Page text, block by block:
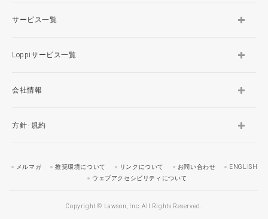
サービス一覧
Loppiサービス一覧
会社情報
方針･規約
メルマガ 推奨環境について リンクについて お問い合わせ
ENGLISH
ウェブアクセシビリティについて
Copyright © Lawson, Inc. All Rights Reserved.